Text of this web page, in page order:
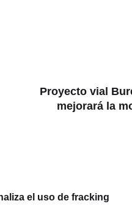
Proyecto vial
mejorará la
el uso de fracking